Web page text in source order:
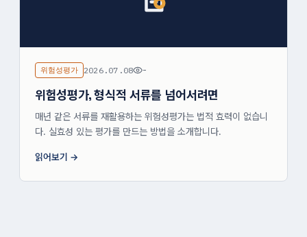
위험성평가 2026.07.08 -
위험성평가, 형식적 서류를 넘어서려면
매년 같은 서류를 재활용하는 위험성평가는 법적 효력이 없습니
다. 실효성 있는 평가를 만드는 방법을 소개합니다.
읽어보기